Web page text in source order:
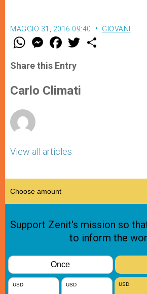
MAGGIO 31, 2016 09:40 GIOVANI
W
t
s
p
p
M
e
s
e
g
e
F
a
e
b
o
k
w
Share this Entry
Carlo Climati
View all articles